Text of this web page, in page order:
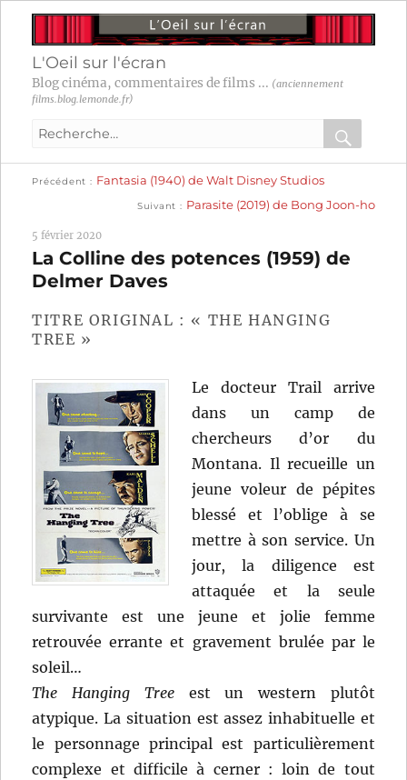
L'Oeil sur l'écran
Blog cinéma, commentaires de films ... (anciennement
films.blog.lemonde.fr)
Recherche
:
OK
Navigation
l’article
Précédent
précédente :
Fantasia (1940) de Walt Disney Studios
Suivant
suivante :
Parasite (2019) de Bong Joon-ho
5 février 2020
La Colline des potences (1959) de
Delmer Daves
TITRE ORIGINAL : « THE HANGING
TREE »
Le docteur Trail arrive
dans un camp de
chercheurs d’or du
Montana. Il recueille un
jeune voleur de pépites
blessé et l’oblige à se
mettre à son service. Un
jour, la diligence est
attaquée et la seule
survivante est une jeune et jolie femme
retrouvée errante et gravement brulée par le
soleil…
The Hanging Treeest un western plutôt
atypique. La situation est assez inhabituelle et
le personnage principal est particulièrement
complexe et difficile à cerner : loin de tout